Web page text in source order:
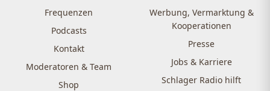
Frequenzen
Podcasts
Kontakt
Moderatoren & Team
Shop
Werbung, Vermarktung &
Kooperationen
Presse
Jobs & Karriere
Schlager Radio hilft